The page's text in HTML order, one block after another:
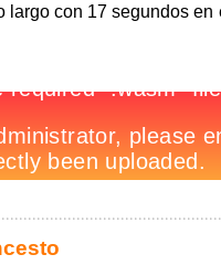
largo con 17 segundos en